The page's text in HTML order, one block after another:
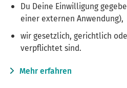
Du Deine Einwilligung
einer externen Anwendung),
wir gesetzlich, gerichtlich
verpflichtet sind.
Mehr erfahren